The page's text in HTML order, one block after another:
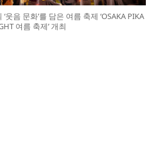
‘웃음 문화’를 담은 여름 축제 ‘OSAKA PIKA
여름 축제’ 개최